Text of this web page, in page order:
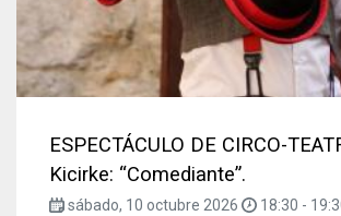
ESPECTÁCULO DE CIRCO-
Kicirke: “Comediante”.
sábado, 10 octubre 2026 18:30 -